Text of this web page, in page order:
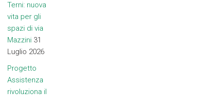
Terni: nuova
vita per gli
spazi di via
Mazzini 31
Luglio 2026
Progetto
Assistenza
rivoluziona il